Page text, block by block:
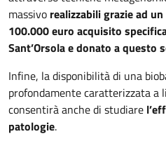
massivo realizzabili grazie ad
100.000 euro acquisito
Sant’Orsola e donato a questo
Infine, la disponibilità di una
profondamente caratterizzata a
consentirà anche di studiare
patologie.